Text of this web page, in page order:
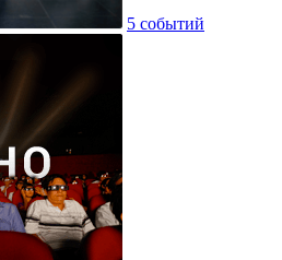
5 событий